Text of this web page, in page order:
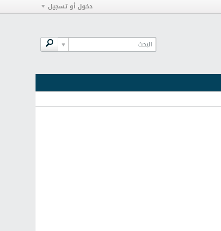
دخول أو تسجيل